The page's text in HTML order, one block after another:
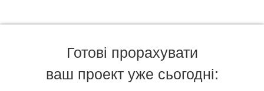
Готові прорахувати
ваш проект уже сьогодні: